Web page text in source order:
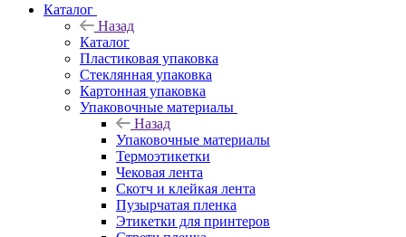
Каталог
Назад
Каталог
Пластиковая упаковка
Стеклянная упаковка
Картонная упаковка
Упаковочные материалы
Назад
Упаковочные материалы
Термоэтикетки
Чековая лента
Скотч и клейкая лента
Пузырчатая пленка
Этикетки для принтеров